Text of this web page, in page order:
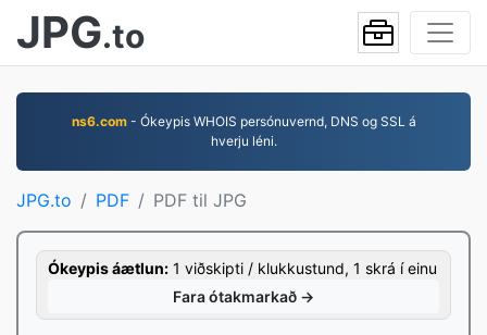
JPG.to
ns6.com- Ókeypis WHOIS persónuvernd, DNS og SSL á
hverju léni.
JPG.to PDF PDF til JPG
Ókeypis áætlun: 1 viðskipti / klukkustund, 1 skrá í einu
Fara ótakmarkað →